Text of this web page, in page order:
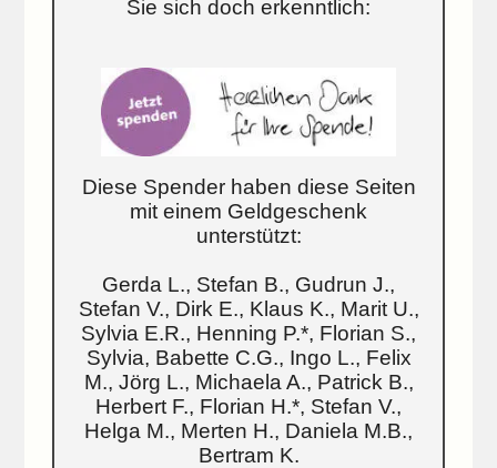
Sie sich doch erkenntlich:
Diese Spender haben diese Seiten
mit einem Geldgeschenk
unterstützt:
Gerda L., Stefan B., Gudrun J.,
Stefan V., Dirk E., Klaus K., Marit U.,
Sylvia E.R., Henning P.*, Florian S.,
Sylvia, Babette C.G., Ingo L., Felix
M., Jörg L., Michaela A., Patrick B.,
Herbert F., Florian H.*, Stefan V.,
Helga M., Merten H., Daniela M.B.,
Bertram K.